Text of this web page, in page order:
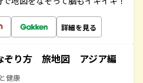
詳細を見る
ぞり方 旅地図 アジア編
健康